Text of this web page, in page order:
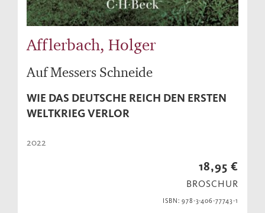
Afflerbach, Holger
Auf Messers Schneide
WIE DAS DEUTSCHE REICH DEN ERSTEN
WELTKRIEG VERLOR
2022
18,95 €
BROSCHUR
ISBN: 978-3-406-77743-1